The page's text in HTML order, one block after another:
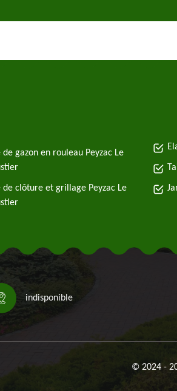
de gazon en rouleau Peyzac Le
de clôture et grillage Peyzac Le
indisponible
© 2024 -